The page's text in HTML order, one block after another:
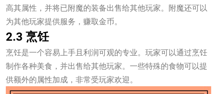
高其属性，并将已附魔的装备出售给其他玩家。附魔还可以
为其他玩家提供服务，赚取金币。
2.3 烹饪
烹饪是一个容易上手且利润可观的专业。玩家可以通过烹饪
制作各种美食，并出售给其他玩家。一些特殊的食物可以提
供额外的属性加成，非常受玩家欢迎。